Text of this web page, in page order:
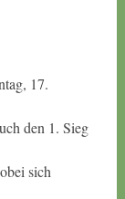
17.
den 1. Sieg
sich